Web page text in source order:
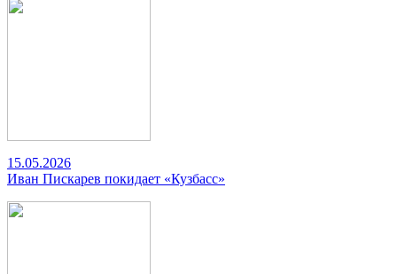
15.05.2026
Иван Пискарев покидает «Кузбасс»